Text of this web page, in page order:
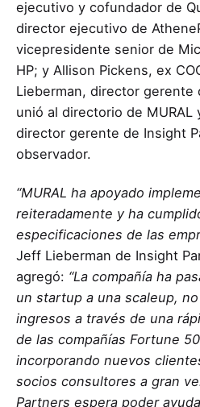
ejecutivo y cofundador de
director ejecutivo de
vicepresidente senior de
HP; y Allison Pickens, ex
Lieberman, director gerente
unió al directorio de MURAL
director gerente de Insight
observador.
“MURAL ha apoyado
reiteradamente y ha
especificaciones de las
Jeff Lieberman de Insight
agregó: “La compañía ha
un startup a una scaleup,
ingresos a través de una
de las compañías Fortune
incorporando nuevos
socios consultores a gran
Partners espera poder